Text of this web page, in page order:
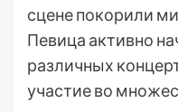
сцене покорили
Певица активно
различных
участие во